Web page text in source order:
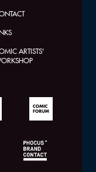
ARTISTS'